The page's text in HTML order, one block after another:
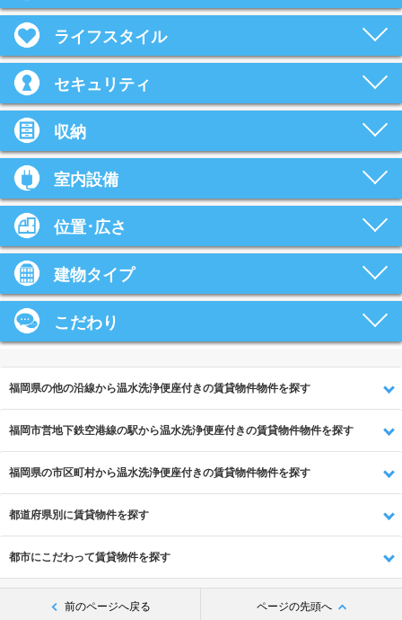
ライフスタイル
セキュリティ
収納
室内設備
位置･広さ
建物タイプ
こだわり
福岡県の他の沿線から温水洗浄便座付きの賃貸物件物件を探す
福岡市営地下鉄空港線の駅から温水洗浄便座付きの賃貸物件物件を探す
福岡県の市区町村から温水洗浄便座付きの賃貸物件物件を探す
都道府県別に賃貸物件を探す
都市にこだわって賃貸物件を探す
前のページへ戻る ページの先頭へ